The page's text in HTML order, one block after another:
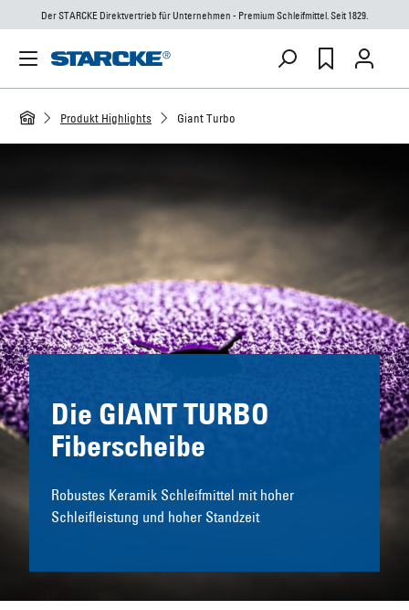
Der STARCKE Direktvertrieb für Unternehmen - Premium Schleifmittel. Seit 1829.
Produkt Highlights Giant Turbo
Die GIANT TURBO
Fiberscheibe
Robustes Keramik Schleifmittel mit hoher
Schleifleistung und hoher Standzeit